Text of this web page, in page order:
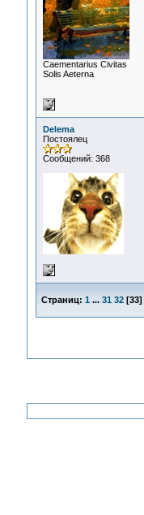
Сaementarius Civitas
Solis Aeterna
Delema
Постоялец
Сообщений: 368
Страниц: 1 ... 31 32[33]